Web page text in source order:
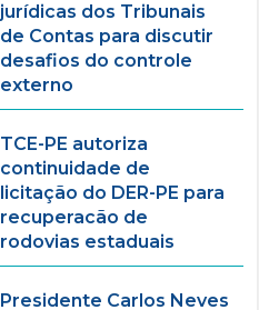
jurídicas dos Tribunais
de Contas para discutir
desafios do controle
externo
TCE-PE autoriza
continuidade de
licitação do DER-PE para
recuperacão de
rodovias estaduais
Presidente Carlos Neves